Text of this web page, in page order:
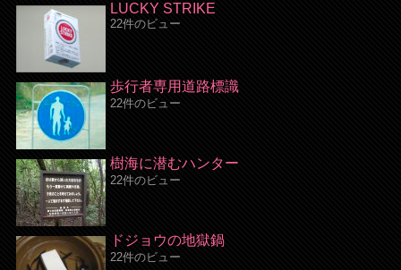
LUCKY STRIKE
22件のビュー
歩行者専用道路標識
22件のビュー
樹海に潜むハンター
22件のビュー
ドジョウの地獄鍋
22件のビュー